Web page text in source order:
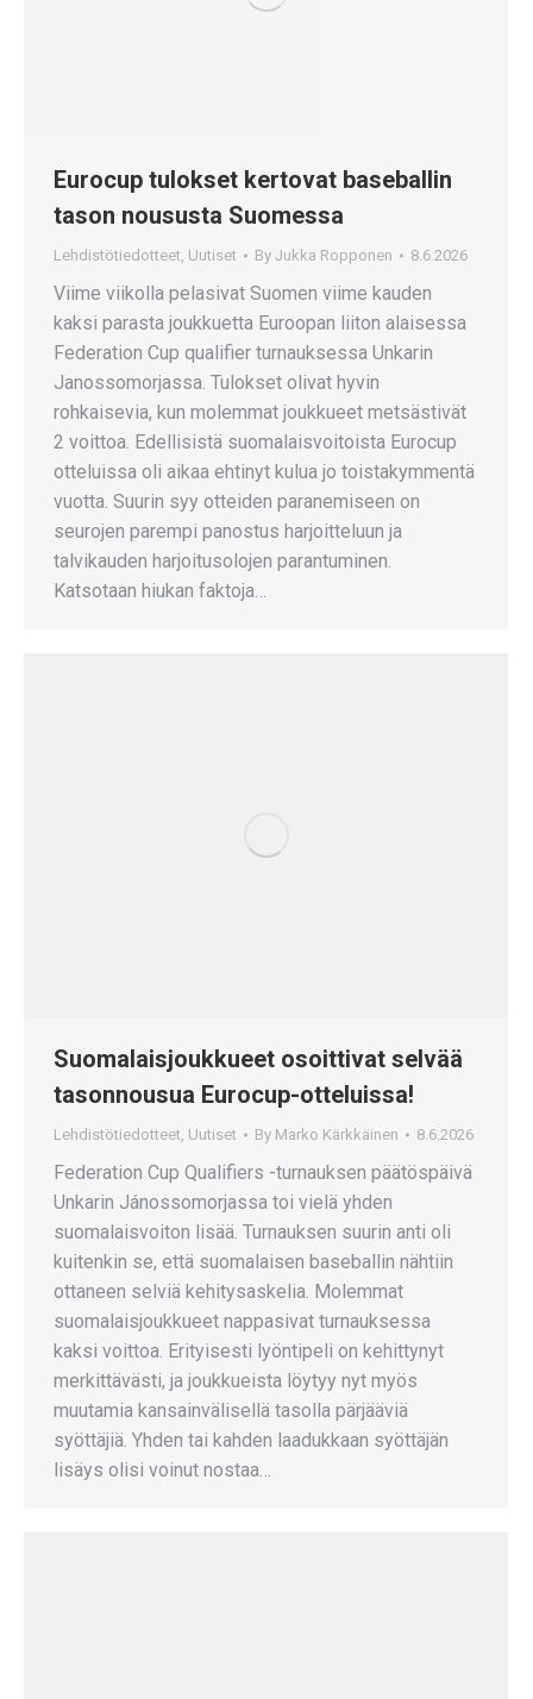
Eurocup tulokset kertovat baseballin
tason noususta Suomessa
Lehdistötiedotteet, Uutiset By Jukka Ropponen 8.6.2026
Viime viikolla pelasivat Suomen viime kauden
kaksi parasta joukkuetta Euroopan liiton alaisessa
Federation Cup qualifier turnauksessa Unkarin
Janossomorjassa. Tulokset olivat hyvin
rohkaisevia, kun molemmat joukkueet metsästivät
2 voittoa. Edellisistä suomalaisvoitoista Eurocup
otteluissa oli aikaa ehtinyt kulua jo toistakymmentä
vuotta. Suurin syy otteiden paranemiseen on
seurojen parempi panostus harjoitteluun ja
talvikauden harjoitusolojen parantuminen.
Katsotaan hiukan faktoja…
Suomalaisjoukkueet osoittivat selvää
tasonnousua Eurocup-otteluissa!
Lehdistötiedotteet Uutiset By Marko Kärkkäinen 8.6.2026
Federation Cup Qualifiers -turnauksen päätöspäivä
Unkarin Jánossomorjassa toi vielä yhden
suomalaisvoiton lisää. Turnauksen suurin anti oli
kuitenkin se, että suomalaisen baseballin nähtiin
ottaneen selviä kehitysaskelia. Molemmat
suomalaisjoukkueet nappasivat turnauksessa
kaksi voittoa. Erityisesti lyöntipeli on kehittynyt
merkittävästi, ja joukkueista löytyy nyt myös
muutamia kansainvälisellä tasolla pärjääviä
syöttäjiä. Yhden tai kahden laadukkaan syöttäjän
lisäys olisi voinut nostaa…